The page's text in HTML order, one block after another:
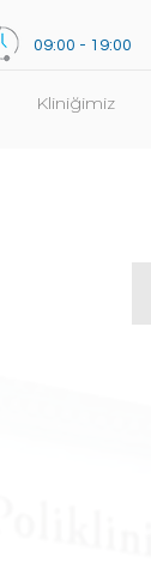
09:00 - 19:00
Kliniğimiz